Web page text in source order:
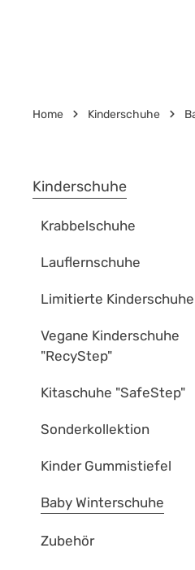
Home Kinderschuhe
Kinderschuhe
Krabbelschuhe
Lauflernschuhe
Limitierte Kinderschuhe
Vegane Kinderschuhe
"RecyStep"
Kitaschuhe "SafeStep"
Sonderkollektion
Kinder Gummistiefel
Baby Winterschuhe
Zubehör